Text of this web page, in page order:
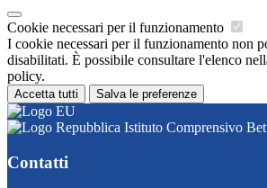
Cookie necessari per il funzionamento
I cookie necessari per il funzionamento non
disabilitati. È possibile consultare l'elenco
policy.
Accetta tutti Salva le preferenze
Istituto Comprensivo
Contatti